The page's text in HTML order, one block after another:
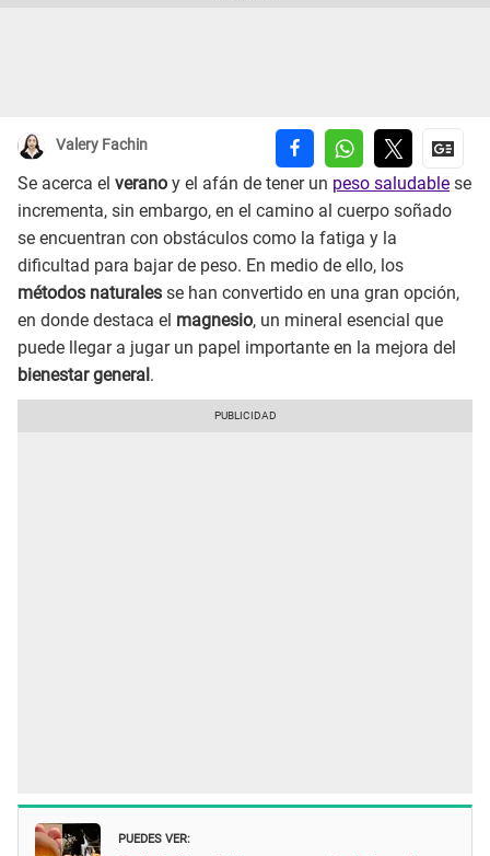
Valery Fachin
Se acerca el verano y el afán de tener un peso saludable se
incrementa, sin embargo, en el camino al cuerpo soñado
se encuentran con obstáculos como la fatiga y la
dificultad para bajar de peso. En medio de ello, los
métodos naturales se han convertido en una gran opción,
en donde destaca el magnesio, un mineral esencial que
puede llegar a jugar un papel importante en la mejora del
bienestar general .
PUEDES VER: